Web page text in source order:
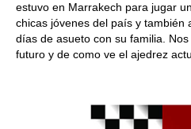
estuvo en Marrakech para jugar
chicas jóvenes del país y también
días de asueto con su familia.
futuro y de como ve el ajedrez